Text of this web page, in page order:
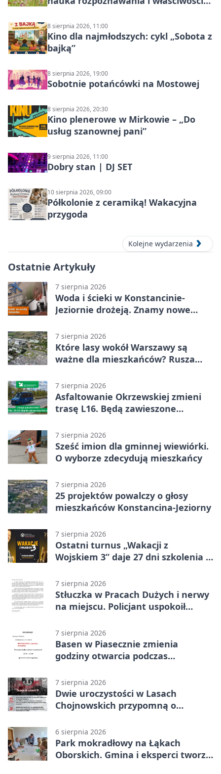
8 sierpnia 2026, 11:00
Kino dla najmłodszych: cykl „Sobota z
bajką”
8 sierpnia 2026, 19:00
Sobotnie potańcówki na Mostowej
8 sierpnia 2026, 20:30
Kino plenerowe w Mirkowie – „Do
usług szanownej pani”
9 sierpnia 2026, 11:00
Dobry stan | DJ SET
10 sierpnia 2026, 09:00
Półkolonie z ceramiką! Wakacyjna
przygoda
Kolejne wydarzenia
Ostatnie Artykuły
7 sierpnia 2026
Woda i ścieki w Konstancinie-
Jeziornie drożeją. Znamy nowe
7 sierpnia 2026
Które lasy wokół Warszawy są
ważne dla mieszkańców? Rusza
7 sierpnia 2026
Asfaltowanie Okrzewskiej zmieni
trasę L16. Będą zawieszone
7 sierpnia 2026
Sześć imion dla gminnej wiewiórki.
O wyborze zdecydują mieszkańcy
7 sierpnia 2026
25 projektów powalczy o głosy
mieszkańców Konstancina-Jeziorny
7 sierpnia 2026
Ostatni turnus „Wakacji z
Wojskiem 3” daje 27 dni szkolenia i
7 sierpnia 2026
Stłuczka w Pracach Dużych i nerwy
na miejscu. Policjant uspokoił
7 sierpnia 2026
Basen w Piasecznie zmienia
godziny otwarcia podczas
7 sierpnia 2026
Dwie uroczystości w Lasach
Chojnowskich przypomną o
6 sierpnia 2026
Park mokradłowy na Łąkach
Oborskich. Gmina i eksperci tworzą